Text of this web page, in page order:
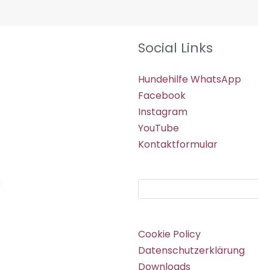
Social Links
Hundehilfe WhatsApp
Facebook
Instagram
YouTube
Kontaktformular
Cookie Policy
Datenschutzerklärung
Downloads